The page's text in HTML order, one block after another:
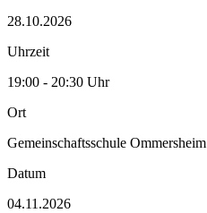
28.10.2026
Uhrzeit
19:00 - 20:30 Uhr
Ort
Gemeinschaftsschule Ommersheim
Datum
04.11.2026